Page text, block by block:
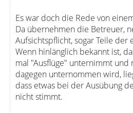
Es war doch die Rede von
Da übernehmen die Betreuer,
Aufsichtspflicht, sogar Teile der
Wenn hinlänglich bekannt ist,
mal "Ausflüge" unternimmt und
dagegen unternommen wird,
dass etwas bei der Ausübung
nicht stimmt.